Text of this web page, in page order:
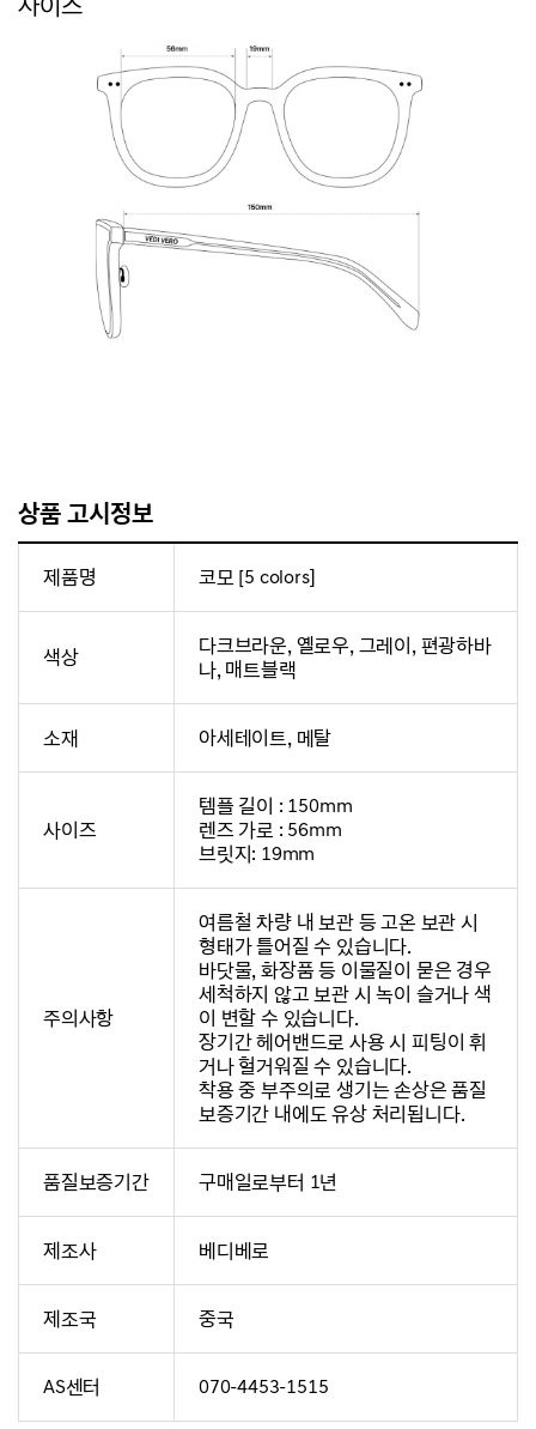
사이즈
상품 고시정보
제품명 코모 [5 colors]
색상
다크브라운, 옐로우, 그레이, 편광하바
나, 매트블랙
소재 아세테이트, 메탈
사이즈
템플 길이 : 150mm
렌즈 가로 : 56mm
브릿지: 19mm
주의사항
여름철 차량 내 보관 등 고온 보관 시
형태가 틀어질 수 있습니다.
바닷물, 화장품 등 이물질이 묻은 경우
세척하지 않고 보관 시 녹이 슬거나 색
이 변할 수 있습니다.
장기간 헤어밴드로 사용 시 피팅이 휘
거나 헐거워질 수 있습니다.
착용 중 부주의로 생기는 손상은 품질
보증기간 내에도 유상 처리됩니다.
품질보증기간 구매일로부터 1년
제조사 베디베로
제조국 중국
AS센터 070-4453-1515